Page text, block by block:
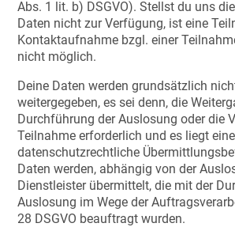
Abs. 1 lit. b) DSGVO). Stellst du uns
Daten nicht zur Verfügung, ist eine
Kontaktaufnahme bzgl. einer
nicht möglich.
Deine Daten werden grundsätzlich
weitergegeben, es sei denn, die
Durchführung der Auslosung oder die
Teilnahme erforderlich und es liegt eine
datenschutzrechtliche
Daten werden, abhängig von der
Dienstleister übermittelt, die mit der
Auslosung im Wege der
28 DSGVO beauftragt wurden.